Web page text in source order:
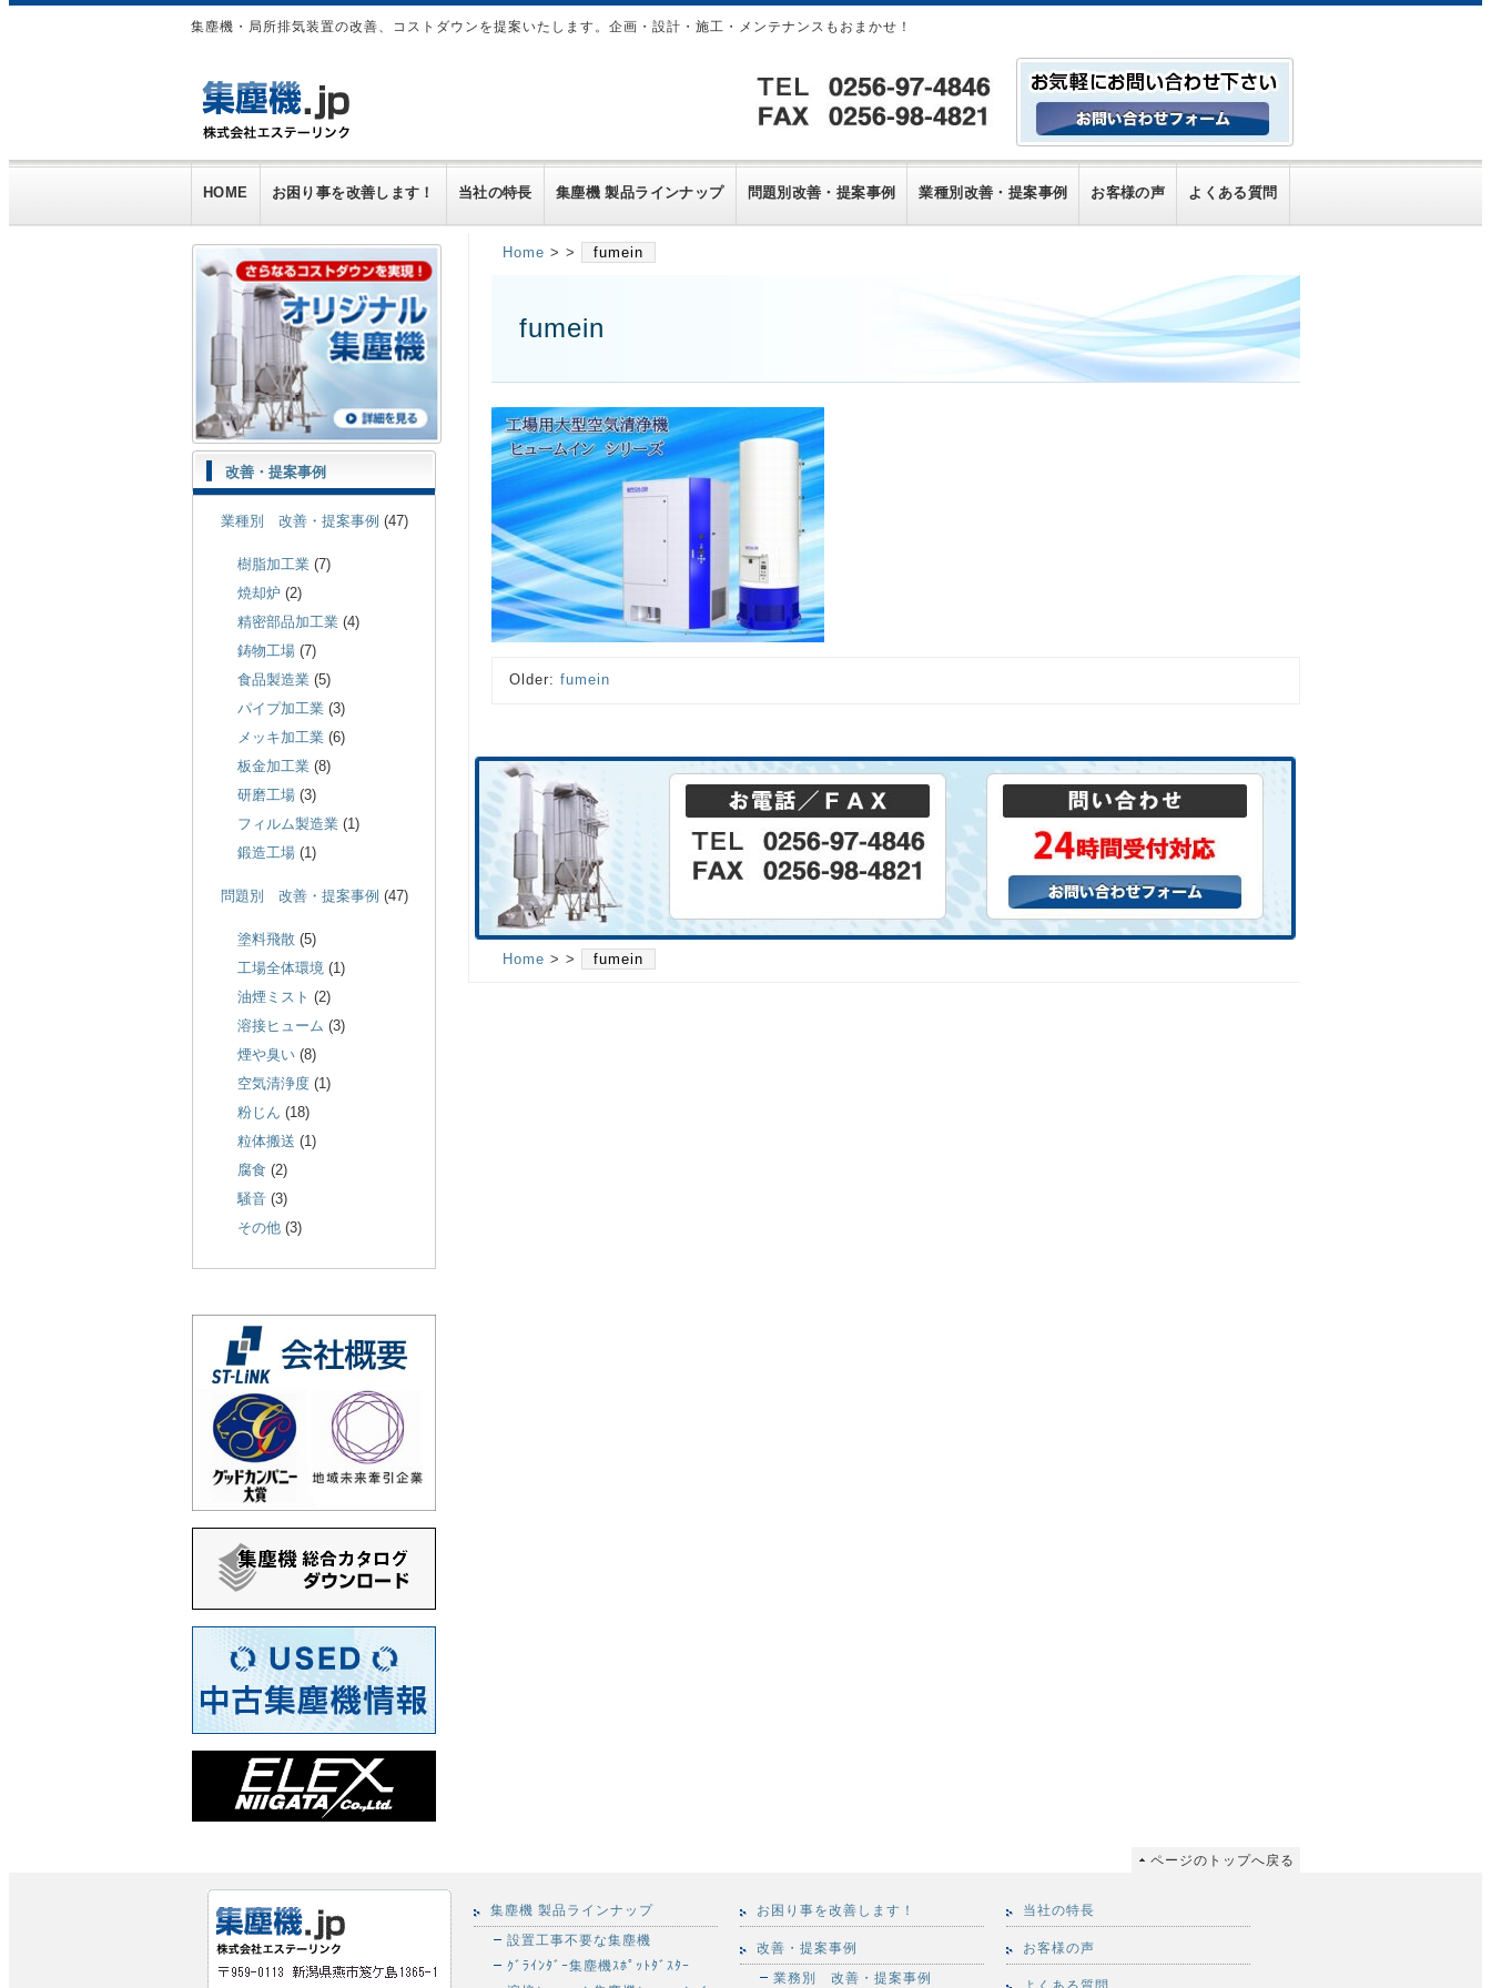
集塵機・局所排気装置の改善、コストダウンを提案いたします。企画・設計・施工・メンテナンスもおまかせ！
HOME お困り事を改善します！ 当社の特長 集塵機 製品ラインナップ 問題別改善・提案事例 業種別改善・提案事例 お客様の声 よくある質問
Home > > fumein
fumein
Older: fumein
Home > > fumein
改善・提案事例
業種別 改善・提案事例 (47)
樹脂加工業 (7)
焼却炉 (2)
精密部品加工業 (4)
鋳物工場 (7)
食品製造業 (5)
パイプ加工業 (3)
メッキ加工業 (6)
板金加工業 (8)
研磨工場 (3)
フィルム製造業 (1)
鍛造工場 (1)
問題別 改善・提案事例 (47)
塗料飛散 (5)
工場全体環境 (1)
油煙ミスト (2)
溶接ヒューム (3)
煙や臭い (8)
空気清浄度 (1)
粉じん (18)
粒体搬送 (1)
腐食 (2)
騒音 (3)
その他 (3)
ページのトップへ戻る
集塵機 製品ラインナップ
設置工事不要な集塵機
ｸﾞﾗｲﾝﾀﾞｰ集塵機ｽﾎﾟｯﾄﾀﾞｽﾀｰ
お困り事を改善します！
改善・提案事例
業務別 改善・提案事例
当社の特長
お客様の声